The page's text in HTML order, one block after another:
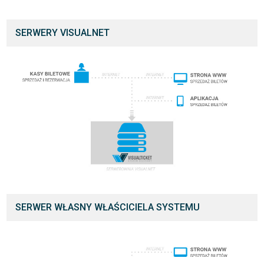
SERWERY VISUALNET
SERWER WŁASNY WŁAŚCICIELA SYSTEMU